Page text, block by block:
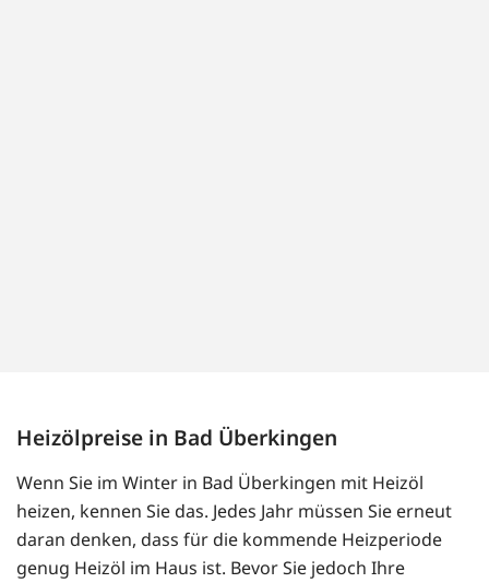
Heizölpreise in Bad Überkingen
Wenn Sie im Winter in Bad Überkingen mit Heizöl
heizen, kennen Sie das. Jedes Jahr müssen Sie erneut
daran denken, dass für die kommende Heizperiode
genug Heizöl im Haus ist. Bevor Sie jedoch Ihre